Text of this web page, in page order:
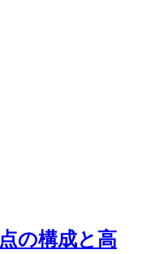
の構成と高